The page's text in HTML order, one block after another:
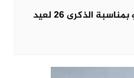
حفل استقبال بهيج ببيلباو بمناسبة الذكرى 26 لعيد